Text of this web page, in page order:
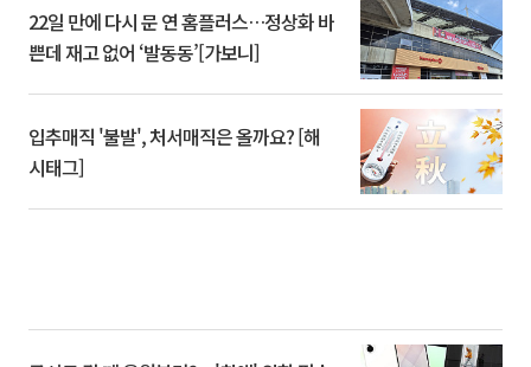
22일 만에 다시 문 연 홈플러스…정상화 바
쁜데 재고 없어 ‘발동동’[가보니]
입추매직 '불발', 처서매직은 올까요? [해
시태그]